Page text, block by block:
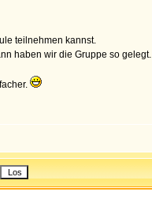
teilnehmen kannst.
haben wir die Gruppe so